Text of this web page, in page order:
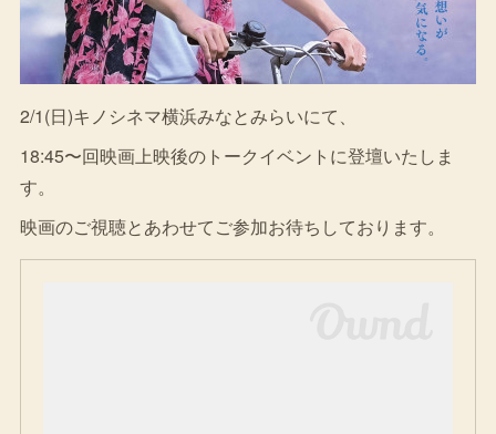
2/1(日)キノシネマ横浜みなとみらいにて、
18:45〜回映画上映後のトークイベントに登壇いたしま
す。
映画のご視聴とあわせてご参加お待ちしております。